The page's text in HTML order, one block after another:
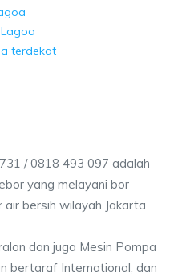
terdekat
/ 0818 493 097 adalah
yang melayani bor
bersih wilayah Jakarta
dan juga Mesin Pompa
bertaraf International, dan